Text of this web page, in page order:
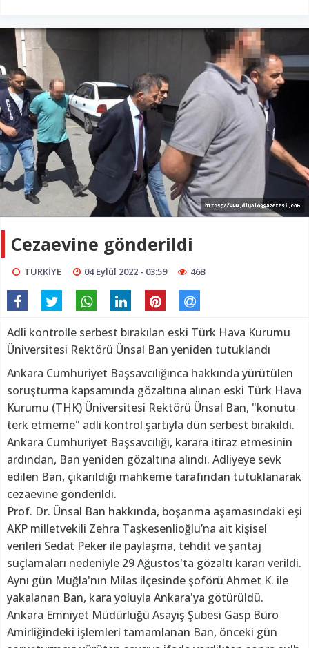
Cezaevine gönderildi
TÜRKİYE 04 Eylül 2022 - 03:59 46B
Adli kontrolle serbest bırakılan eski Türk Hava Kurumu
Üniversitesi Rektörü Ünsal Ban yeniden tutuklandı
Ankara Cumhuriyet Başsavcılığınca hakkında yürütülen
soruşturma kapsamında gözaltına alınan eski Türk Hava
Kurumu (THK) Üniversitesi Rektörü Ünsal Ban, "konutu
terk etmeme" adli kontrol şartıyla dün serbest bırakıldı.
Ankara Cumhuriyet Başsavcılığı, karara itiraz etmesinin
ardından, Ban yeniden gözaltına alındı. Adliyeye sevk
edilen Ban, çıkarıldığı mahkeme tarafından tutuklanarak
cezaevine gönderildi.
Prof. Dr. Ünsal Ban hakkında, boşanma aşamasındaki eşi
AKP milletvekili Zehra Taşkesenlioğlu’na ait kişisel
verileri Sedat Peker ile paylaşma, tehdit ve şantaj
suçlamaları nedeniyle 29 Ağustos'ta gözaltı kararı verildi.
Aynı gün Muğla'nın Milas ilçesinde şoförü Ahmet K. ile
yakalanan Ban, kara yoluyla Ankara'ya götürüldü.
Ankara Emniyet Müdürlüğü Asayiş Şubesi Gasp Büro
Amirliğindeki işlemleri tamamlanan Ban, önceki gün